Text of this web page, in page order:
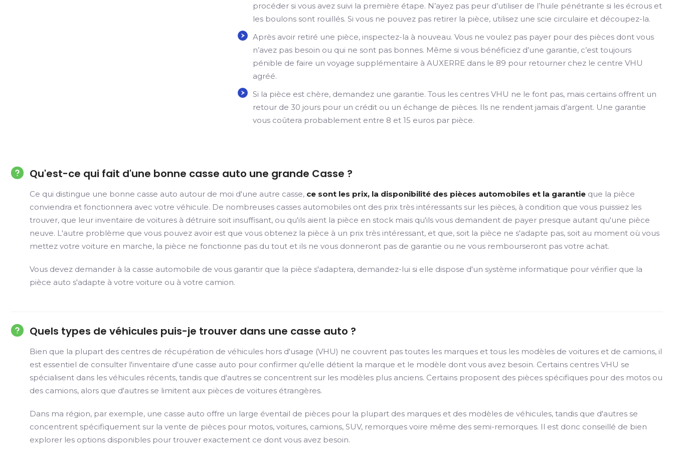
procéder si vous avez suivi la première étape. N’ayez pas peur d’utiliser de l’huile pénétrante si les écrous et
les boulons sont rouillés. Si vous ne pouvez pas retirer la pièce, utilisez une scie circulaire et découpez-la.
Après avoir retiré une pièce, inspectez-la à nouveau. Vous ne voulez pas payer pour des pièces dont vous
n’avez pas besoin ou qui ne sont pas bonnes. Même si vous bénéficiez d’une garantie, c’est toujours
pénible de faire un voyage supplémentaire à AUXERRE dans le 89 pour retourner chez le centre VHU
agréé.
Si la pièce est chère, demandez une garantie. Tous les centres VHU ne le font pas, mais certains offrent un
retour de 30 jours pour un crédit ou un échange de pièces. Ils ne rendent jamais d’argent. Une garantie
vous coûtera probablement entre 8 et 15 euros par pièce.
Qu'est-ce qui fait d'une bonne casse auto une grande Casse ?
Ce qui distingue une bonne casse auto autour de moi d'une autre casse, ce sont les prix, la disponibilité des pièces automobiles et la garantie que la pièce
conviendra et fonctionnera avec votre véhicule. De nombreuses casses automobiles ont des prix très intéressants sur les pièces, à condition que vous puissiez les
trouver, que leur inventaire de voitures à détruire soit insuffisant, ou qu'ils aient la pièce en stock mais qu'ils vous demandent de payer presque autant qu'une pièce
neuve. L'autre problème que vous pouvez avoir est que vous obtenez la pièce à un prix très intéressant, et que, soit la pièce ne s'adapte pas, soit au moment où vous
mettez votre voiture en marche, la pièce ne fonctionne pas du tout et ils ne vous donneront pas de garantie ou ne vous rembourseront pas votre achat.
Vous devez demander à la casse automobile de vous garantir que la pièce s'adaptera, demandez-lui si elle dispose d'un système informatique pour vérifier que la
pièce auto s'adapte à votre voiture ou à votre camion.
Quels types de véhicules puis-je trouver dans une casse auto ?
Bien que la plupart des centres de récupération de véhicules hors d'usage (VHU) ne couvrent pas toutes les marques et tous les modèles de voitures et de camions, il
est essentiel de consulter l'inventaire d'une casse auto pour confirmer qu'elle détient la marque et le modèle dont vous avez besoin. Certains centres VHU se
spécialisent dans les véhicules récents, tandis que d'autres se concentrent sur les modèles plus anciens. Certains proposent des pièces spécifiques pour des motos ou
des camions, alors que d'autres se limitent aux pièces de voitures étrangères.
Dans ma région, par exemple, une casse auto offre un large éventail de pièces pour la plupart des marques et des modèles de véhicules, tandis que d'autres se
concentrent spécifiquement sur la vente de pièces pour motos, voitures, camions, SUV, remorques voire même des semi-remorques. Il est donc conseillé de bien
explorer les options disponibles pour trouver exactement ce dont vous avez besoin.